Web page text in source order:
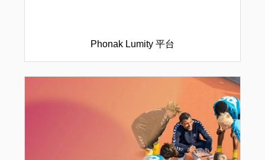
Phonak Lumity 平台